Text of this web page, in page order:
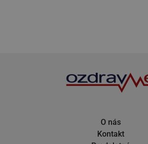
O nás
Kontakt